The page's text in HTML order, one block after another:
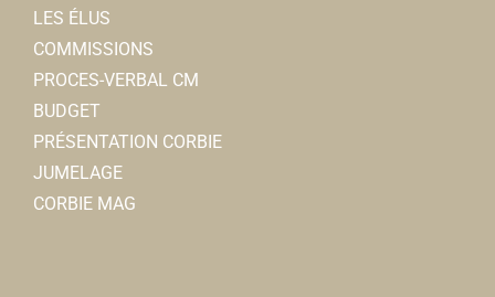
LES ÉLUS
COMMISSIONS
PROCES-VERBAL CM
BUDGET
PRÉSENTATION CORBIE
JUMELAGE
CORBIE MAG